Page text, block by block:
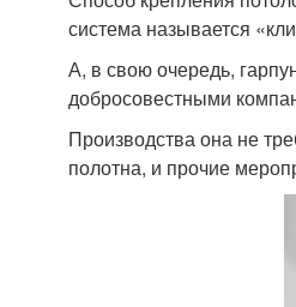
система называется
А, в свою очередь,
добросовестными
Производства она не
полотна, и прочие